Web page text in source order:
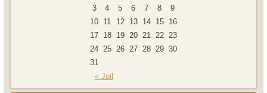
« Juil
3
4 5 6 7 8
9
10 11 12 13 14 15
16
17 18 19 20 21 22 23
24 25 26 27 28 29 30
31